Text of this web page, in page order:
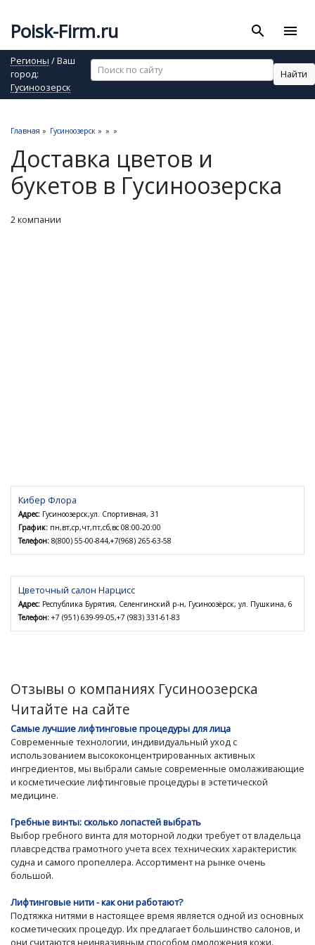
Poisk-Firm.ru search menu
Регионы / Ваш
город:
Гусиноозерск
Найти
Главная » Гусиноозерск » » »
Доставка цветов и
букетов в Гусиноозерска
2 компании
Кибер Флора
Адрес: Гусиноозерск,ул. Спортивная, 31
График: пн,вт,ср,чт,пт,сб,вс 08:00-20:00
Телефон: 8(800) 55-00-844,+7(968) 265-63-58
Цветочный салон Нарцисс
Адрес: Республика Бурятия, Селенгинский р-н, Гусиноозёрск, ул. Пушкина, 6
Телефон: +7 (951) 639-99-05,+7 (983) 331-61-83
Отзывы о компаниях Гусиноозерска
Читайте на сайте
Самые лучшие лифтинговые процедуры для лица
Современные технологии, индивидуальный уход с
использованием высококонцентрированных активных
ингредиентов, мы выбрали самые современные омолаживающие
и косметические лифтинговые процедуры в эстетической
медицине.
Гребные винты: сколько лопастей выбрать
Выбор гребного винта для моторной лодки требует от владельца
плавсредства грамотного учета всех технических характеристик
судна и самого пропеллера. Ассортимент на рынке очень
большой.
Лифтинговые нити - как они работают?
Подтяжка нитями в настоящее время является одной из основных
косметических процедур. Их предлагает большинство салонов, и
они считаются неинвазивным способом омоложения кожи.